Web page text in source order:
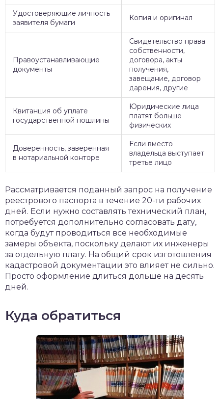
Удостоверяющие личность
заявителя бумаги
Копия и оригинал
Правоустанавливающие
документы
Свидетельство права
собственности,
договора, акты
получения,
завещание, договор
дарения, другие
Квитанция об уплате
государственной пошлины
Юридические лица
платят больше
физических
Доверенность, заверенная
в нотариальной конторе
Если вместо
владельца выступает
третье лицо
Рассматривается поданный запрос на получение
реестрового паспорта в течение 20-ти рабочих
дней. Если нужно составлять технический план,
потребуется дополнительно согласовать дату,
когда будут проводиться все необходимые
замеры объекта, поскольку делают их инженеры
за отдельную плату. На общий срок изготовления
кадастровой документации это влияет не сильно.
Просто оформление длиться дольше на десять
дней.
Куда обратиться